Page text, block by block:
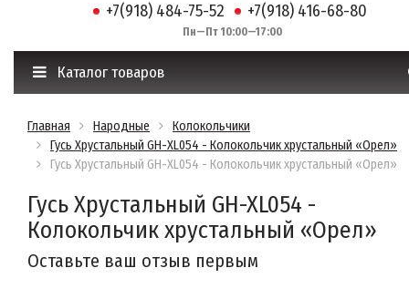
+7(918) 484-75-52 +7(918) 416-68-80
Пн—Пт 10:00—17:00
Каталог товаров
Главная Народные
Колокольчики
Гусь Хрустальный GH-XL054 - Колокольчик хрустальный «Орел»
Гусь Хрустальный GH-XL054 - Колокольчик хрустальный «Орел»
Гусь Хрустальный GH-XL054 -
Колокольчик хрустальный «Орел»
Оставьте ваш отзыв первым